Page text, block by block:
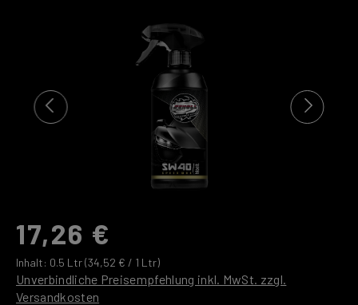
Bildergalerie überspringen
17,26 €
Inhalt: 0.5 Ltr(34,52 € / 1 Ltr)
Unverbindliche Preisempfehlung inkl. MwSt. zzgl.
Versandkosten